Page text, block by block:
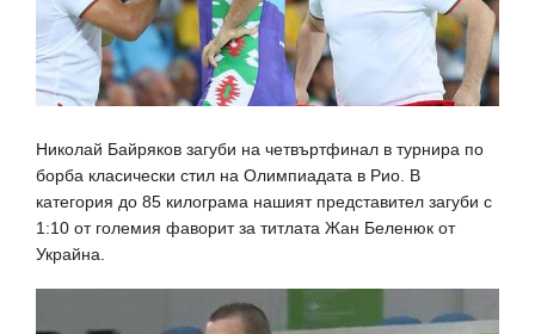
Николай Байряков загуби на четвъртфинал в турнира по
борба класически стил на Олимпиадата в Рио. В
категория до 85 килограма нашият представител загуби с
1:10 от големия фаворит за титлата Жан Беленюк от
Украйна.